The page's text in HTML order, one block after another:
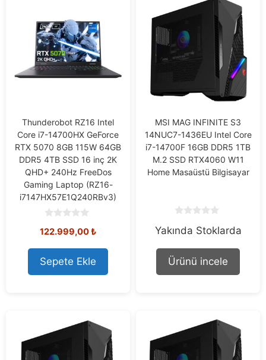
Thunderobot RZ16 Intel
Core i7-14700HX GeForce
RTX 5070 8GB 115W 64GB
DDR5 4TB SSD 16 inç 2K
QHD+ 240Hz FreeDos
Gaming Laptop (RZ16-
i7147HX57E1Q240RBv3)
o
t
o
f
5
122.999,00₺
Sepete Ekle
MSI MAG INFINITE S3
14NUC7-1436EU Intel Core
i7-14700F 16GB DDR5 1TB
M.2 SSD RTX4060 W11
Home Masaüstü Bilgisayar
o
t
f
Yakında Stoklarda
Ürünü incele